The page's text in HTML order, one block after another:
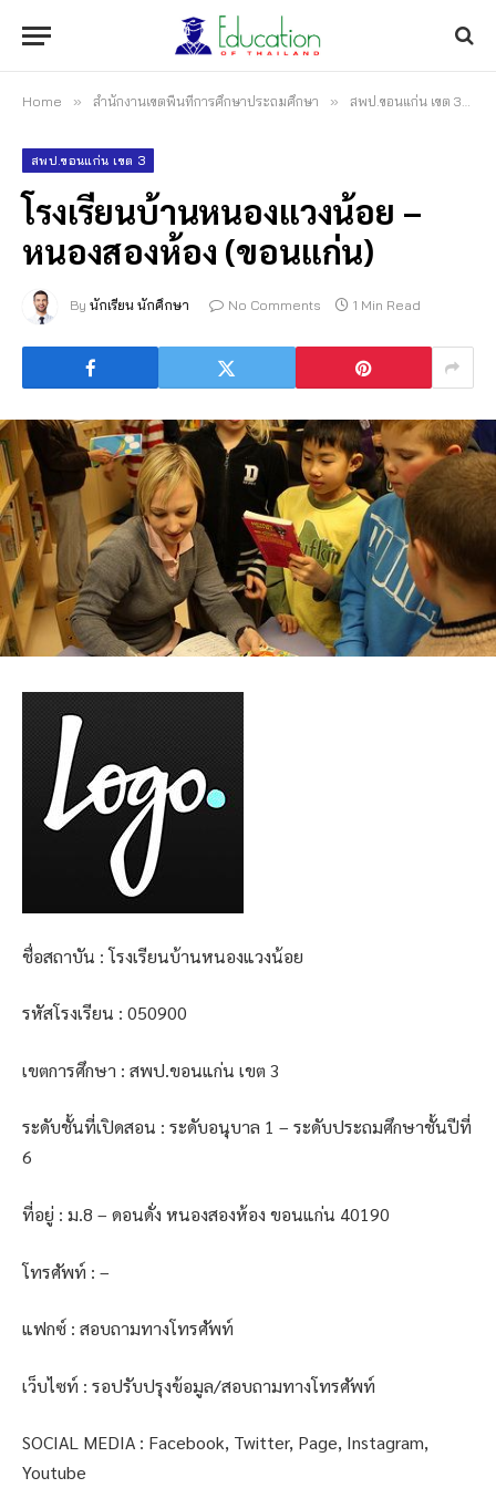
Home » สำนักงานเขตพื้นที่การศึกษาประถมศึกษา » สพป.ขอนแก่น เขต 3
สพป.ขอนแก่น เขต 3
โรงเรียนบ้านหนองแวงน้อย –
หนองสองห้อง (ขอนแก่น)
By นักเรียน นักศึกษา No Comments 1 Min Read
ชื่อสถาบัน : โรงเรียนบ้านหนองแวงน้อย
รหัสโรงเรียน : 050900
เขตการศึกษา : สพป.ขอนแก่น เขต 3
ระดับชั้นที่เปิดสอน : ระดับอนุบาล 1 – ระดับประถมศึกษาชั้นปีที่
6
ที่อยู่ : ม.8 – ดอนดั่ง หนองสองห้อง ขอนแก่น 40190
โทรศัพท์ : –
แฟกซ์ : สอบถามทางโทรศัพท์
เว็บไซท์ : รอปรับปรุงข้อมูล/สอบถามทางโทรศัพท์
SOCIAL MEDIA : Facebook, Twitter, Page, Instagram,
Youtube